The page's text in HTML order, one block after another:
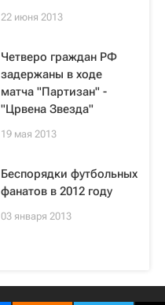
22 июня 2013
Четверо граждан РФ
задержаны в ходе
матча "Партизан" -
"Црвена Звезда"
19 мая 2013
Беспорядки футбольных
фанатов в 2012 году
03 января 2013